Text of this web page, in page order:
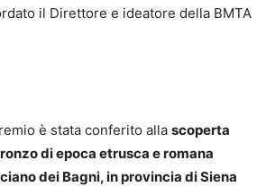
il Direttore e ideatore della BMTA
è stata conferito alla scoperta
di epoca etrusca e romana
dei Bagni, in provincia di Siena